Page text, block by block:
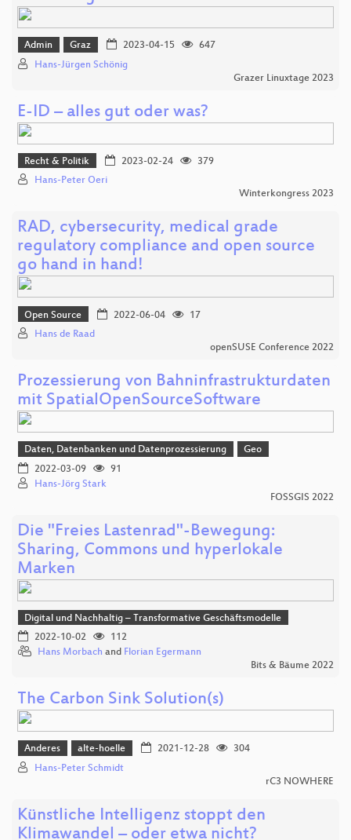
Admin Graz 2023-04-15
647
Hans-Jürgen Schönig
Grazer Linuxtage 2023
E-ID – alles gut oder was?
Recht & Politik 2023-02-24
379
Hans-Peter Oeri
Winterkongress 2023
RAD, cybersecurity, medical grade
regulatory compliance and open source
go hand in hand!
Open Source 2022-06-04
17
Hans de Raad
openSUSE Conference 2022
Prozessierung von Bahninfrastrukturdaten
mit SpatialOpenSourceSoftware
Daten, Datenbanken und Datenprozessierung
Geo
2022-03-09
91
Hans-Jörg Stark
FOSSGIS 2022
Die "Freies Lastenrad"-Bewegung:
Sharing, Commons und hyperlokale
Marken
Digital und Nachhaltig – Transformative Geschäftsmodelle
2022-10-02
112
Hans Morbach and Florian Egermann
Bits & Bäume 2022
The Carbon Sink Solution(s)
Anderes alte-hoelle 2021-12-28
304
Hans-Peter Schmidt
rC3 NOWHERE
Künstliche Intelligenz stoppt den
Klimawandel – oder etwa nicht?